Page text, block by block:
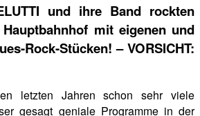
und ihre Band rockten
mit eigenen und
Rock-Stücken! – VORSICHT:
letzten Jahren schon sehr viele
gesagt geniale Programme in der